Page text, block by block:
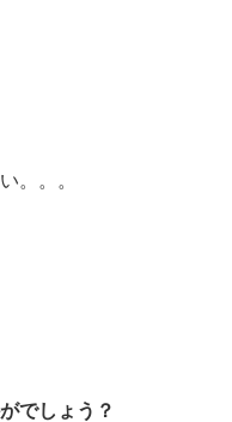
。。。
でしょう？